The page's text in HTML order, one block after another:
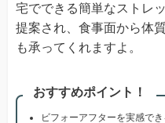
宅でできる簡単なストレ
提案され、食事面から体
も承ってくれますよ。
おすすめポイント！
ビフォーアフターを実感でき